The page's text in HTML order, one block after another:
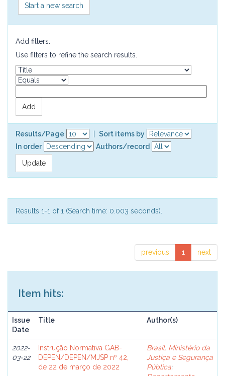
Start a new search
Add filters:
Use filters to refine the search results.
Results/Page
Sort items by
In order
Authors/record
Results 1-1 of 1 (Search time: 0.003 seconds).
previous 1 next
Item hits:
Issue
Date
Title Author(s)
2022-
03-22
Instrução Normativa GAB-
DEPEN/DEPEN/MJSP nº 42,
de 22 de março de 2022
Brasil. Ministério da
Justiça e Segurança
Pública;